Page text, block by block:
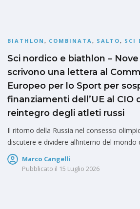
BIATHLON , COMBINATA , SALTO, SCI
Sci nordico e biathlon –
scrivono una lettera al
Europeo per lo Sport per
finanziamenti dell’UE al CIO
reintegro degli atleti russi
Il ritorno della Russia nel consesso
discutere e dividere all’interno del mondo
Marco Cangelli
Pubblicato il 15 Luglio 2026